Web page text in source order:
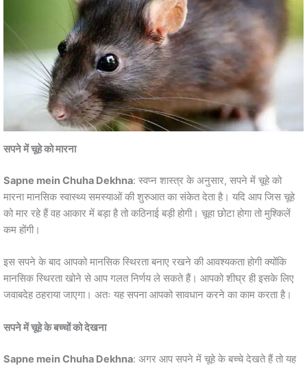
सपने में चूहे को मारना
Sapne mein Chuha Dekhna: स्वप्न शास्त्र के अनुसार, सपने में चूहे को
मारना मानसिक स्वास्थ्य समस्याओं की शुरुआत का संकेत देता है। यदि आप जिस चूहे
को मार रहे हैं वह आकार में बड़ा है तो कठिनाई बड़ी होगी। चूहा छोटा होगा तो मुश्किलें
कम होंगी।
इस सपने के बाद आपको मानसिक स्थिरता बनाए रखने की आवश्यकता होगी क्योंकि
मानसिक स्थिरता खोने से आप गलत निर्णय ले सकते हैं। आपको शीघ्र ही इसके लिए
जवाबदेह ठहराया जाएगा। अतः यह सपना आपको सावधान करने का काम करता है।
सपने में चूहे के बच्चों को देखना
Sapne mein Chuha Dekhna: अगर आप सपने में चूहे के बच्चे देखते हैं तो यह